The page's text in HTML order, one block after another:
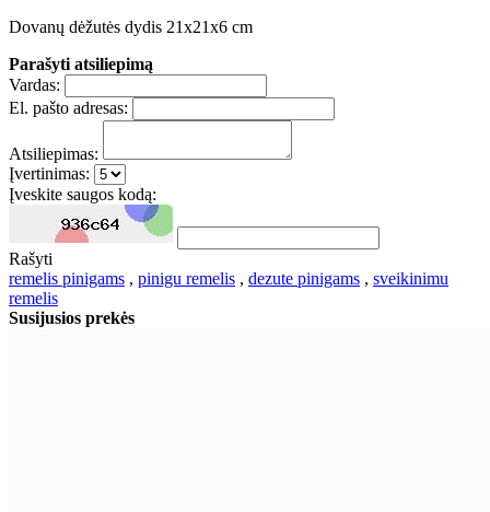
Dovanų dėžutės dydis 21x21x6 cm
Parašyti atsiliepimą
Vardas:
El. pašto adresas:
Atsiliepimas:
Įvertinimas:
Įveskite saugos kodą:
Rašyti
remelis pinigams , pinigu remelis , dezute pinigams , sveikinimu
remelis
Susijusios prekės